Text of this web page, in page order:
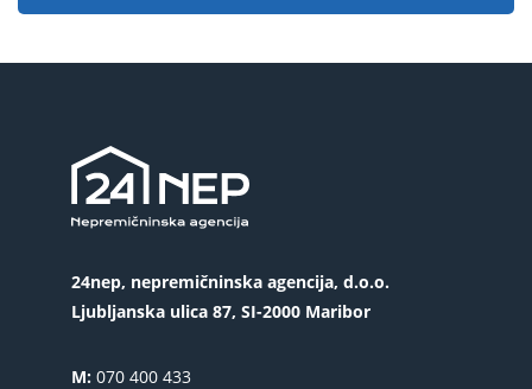
24nep, nepremičninska agencija, d.o.o.
Ljubljanska ulica 87, SI-2000 Maribor
M: 070 400 433